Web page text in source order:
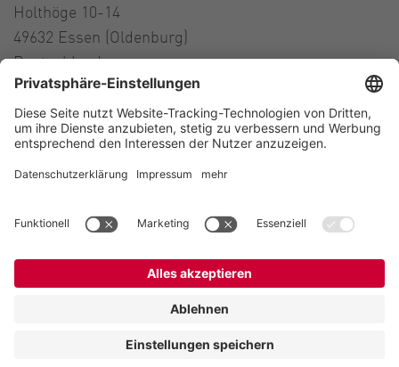
Holthöge 10-14
49632 Essen (Oldenburg)
Deutschland
Kontakt
Tel.:+49 5434 83 0
Impressum Datenschutz Hinweis